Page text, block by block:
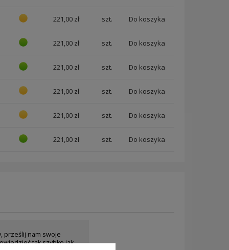
221,00 zł szt.
221,00 zł szt.
221,00 zł szt.
221,00 zł szt.
221,00 zł szt.
221,00 zł szt.
prześlij nam swoje
tak szybko jak